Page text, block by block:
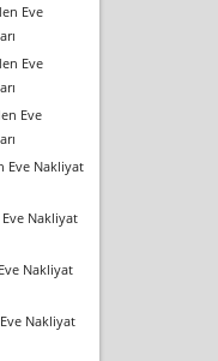
Eve
Eve
Eve
Eve Nakliyat
Nakliyat
Nakliyat
Nakliyat